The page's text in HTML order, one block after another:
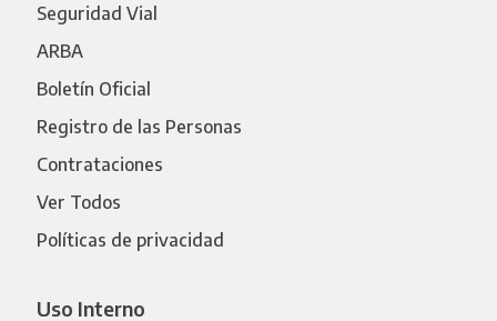
Seguridad Vial
ARBA
Boletín Oficial
Registro de las Personas
Contrataciones
Ver Todos
Políticas de privacidad
Uso Interno